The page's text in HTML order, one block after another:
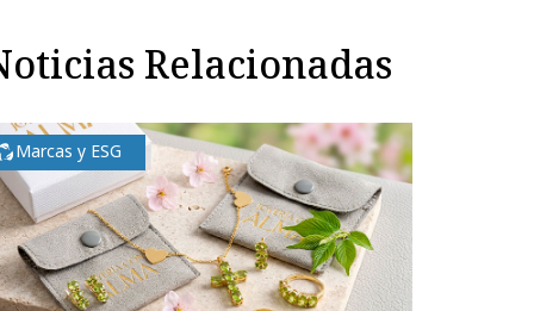
Relacionadas
Marcas y ESG